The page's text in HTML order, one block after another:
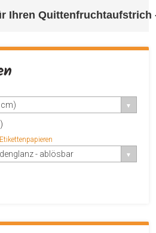
Ihren Quittenfruchtaufstrich
cm)
- ablösbar